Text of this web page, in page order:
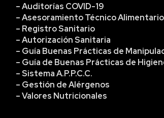
– Auditorías COVID-19
– Asesoramiento Técnico Alimentario
– Registro Sanitario
– Autorización Sanitaria
– Guía Buenas Prácticas de
– Guía de Buenas Prácticas de
– Sistema A.P.P.C.C.
– Gestión de Alérgenos
– Valores Nutricionales